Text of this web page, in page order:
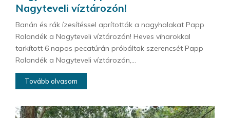
Nagyteveli víztározón!
Banán és rák ízesítéssel aprították a nagyhalakat Papp
Rolandék a Nagyteveli víztározón! Heves viharokkal
tarkított 6 napos pecatúrán próbáltak szerencsét Papp
Rolandék a Nagyteveli víztározón,...
Tovább olvasom